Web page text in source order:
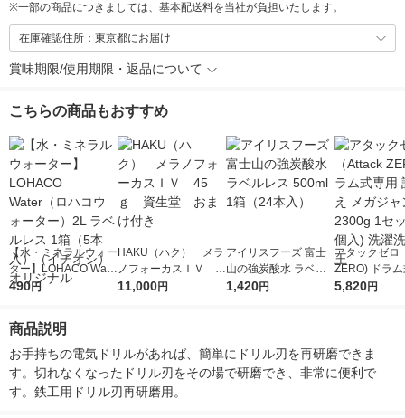
※一部の商品につきましては、基本配送料を当社が負担いたします。
在庫確認住所：東京都にお届け
賞味期限/使用期限・返品について
こちらの商品もおすすめ
【水・ミネラルウォー
ター】LOHACO Wate
r（ロハコウォータ
シ） オリジナル
490円
HAKU（ハク） メラ
ノフォーカスＩＶ 4
5ｇ 資生堂 おまけ
11,000円
アイリスフーズ 富士
山の強炭酸水 ラベル
レス 500ml 1箱（24
1,420円
アタックゼロ
ZERO) ドラ
詰め替え メガ
5,820円
商品説明
お手持ちの電気ドリルがあれば、簡単にドリル刃を再研磨できま
す。切れなくなったドリル刃をその場で研磨でき、非常に便利で
す。鉄工用ドリル刃再研磨用。